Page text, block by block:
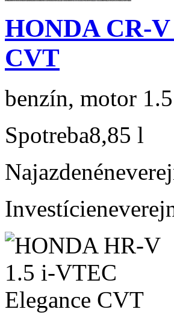
HONDA CR-
CVT
benzín, motor
Spotreba8,85 l
Najazdené
Investície